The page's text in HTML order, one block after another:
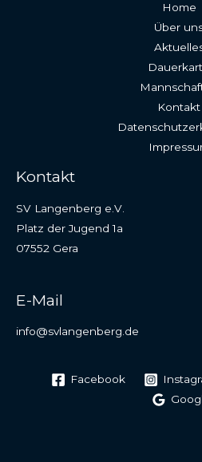
Home
Über
Kontakt
Kontakt
SV Langenberg e.V.
Platz der Jugend 1a
07552 Gera
E-Mail
info@svlangenberg.de
Facebook